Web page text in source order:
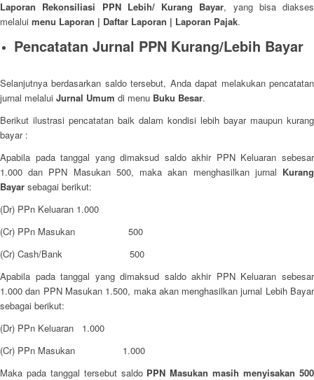
Laporan Rekonsiliasi PPN Lebih/ Kurang Bayar, yang bisa diakses
melalui menu Laporan | Daftar Laporan | Laporan Pajak.
Pencatatan Jurnal PPN Kurang/Lebih Bayar
Selanjutnya berdasarkan saldo tersebut, Anda dapat melakukan pencatatan
jurnal melalui Jurnal Umum di menu Buku Besar.
Berikut ilustrasi pencatatan baik dalam kondisi lebih bayar maupun kurang
bayar :
Apabila pada tanggal yang dimaksud saldo akhir PPN Keluaran sebesar
1.000 dan PPN Masukan 500, maka akan menghasilkan jurnal Kurang
Bayar sebagai berikut:
(Dr) PPn Keluaran 1.000
(Cr) PPn Masukan 500
(Cr) Cash/Bank 500
Apabila pada tanggal yang dimaksud saldo akhir PPN Keluaran sebesar
1.000 dan PPN Masukan 1.500, maka akan menghasilkan jurnal Lebih Bayar
sebagai berikut:
(Dr) PPn Keluaran 1.000
(Cr) PPn Masukan 1.000
Maka pada tanggal tersebut saldo PPN Masukan masih menyisakan 500